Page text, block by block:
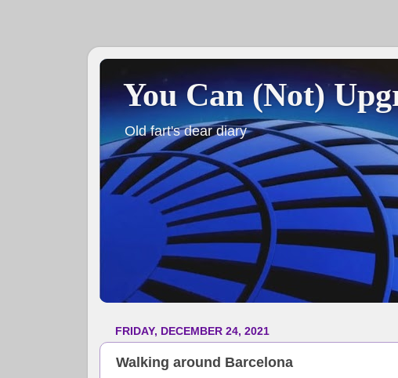
You Can (Not)
Old fart's dear diary
FRIDAY, DECEMBER 24, 2021
Walking around Barcelona